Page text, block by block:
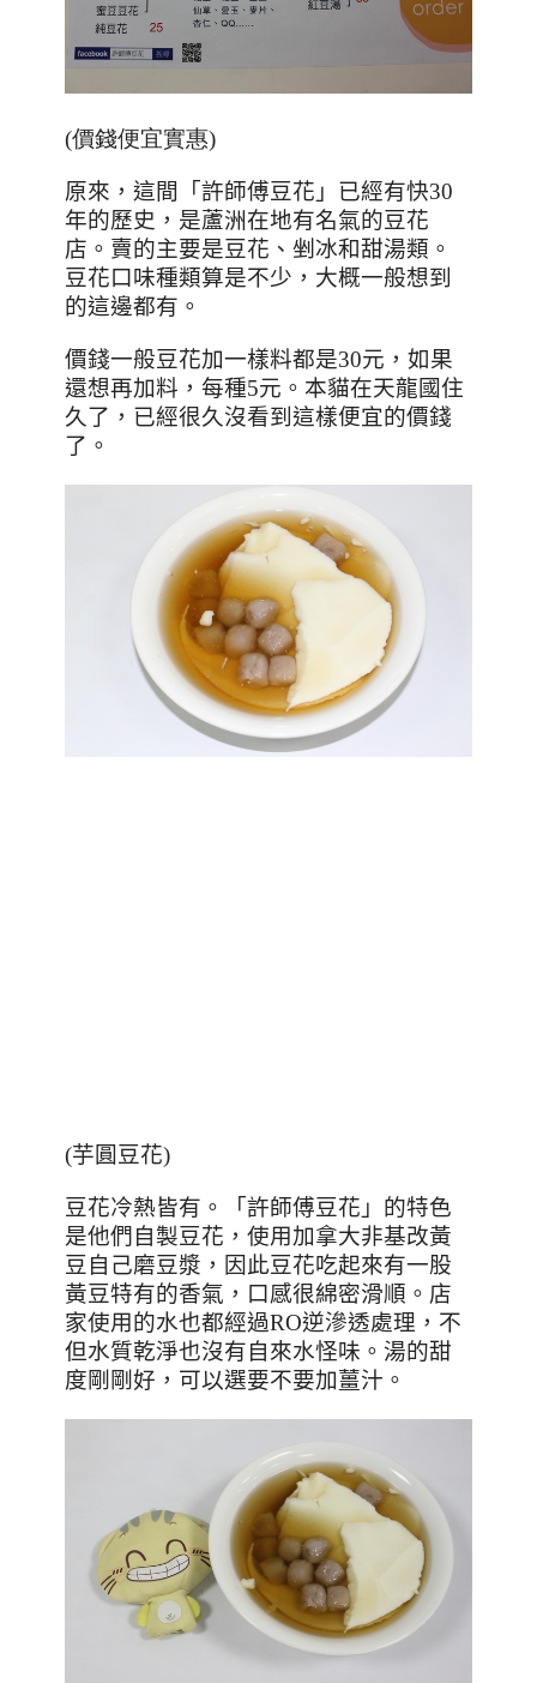
(價錢便宜實惠)
原來，這間「許師傅豆花」已經有快30
年的歷史，是蘆洲在地有名氣的豆花
店。 賣的主要是豆花、剉冰和甜湯類。
豆花口味種類算是不少，大概一般想到
的這邊都有。
價錢一般豆花加一樣料都是30元，如果
還想再加料，每種5元。本貓在天龍國住
久了，已經很久沒看到這樣便宜的價錢
了。
(芋圓豆花)
豆花冷熱皆有。「許師傅豆花」的特色
是他們自製豆花，使用加拿大非基改黃
豆自己磨豆漿，因此豆花吃起來有一股
黃豆特有的香氣，口感很綿密滑順。店
家使用的水也都經過RO逆滲透處理，不
但水質乾淨也沒有自來水怪味。湯的甜
度剛剛好，可以選要不要加薑汁。